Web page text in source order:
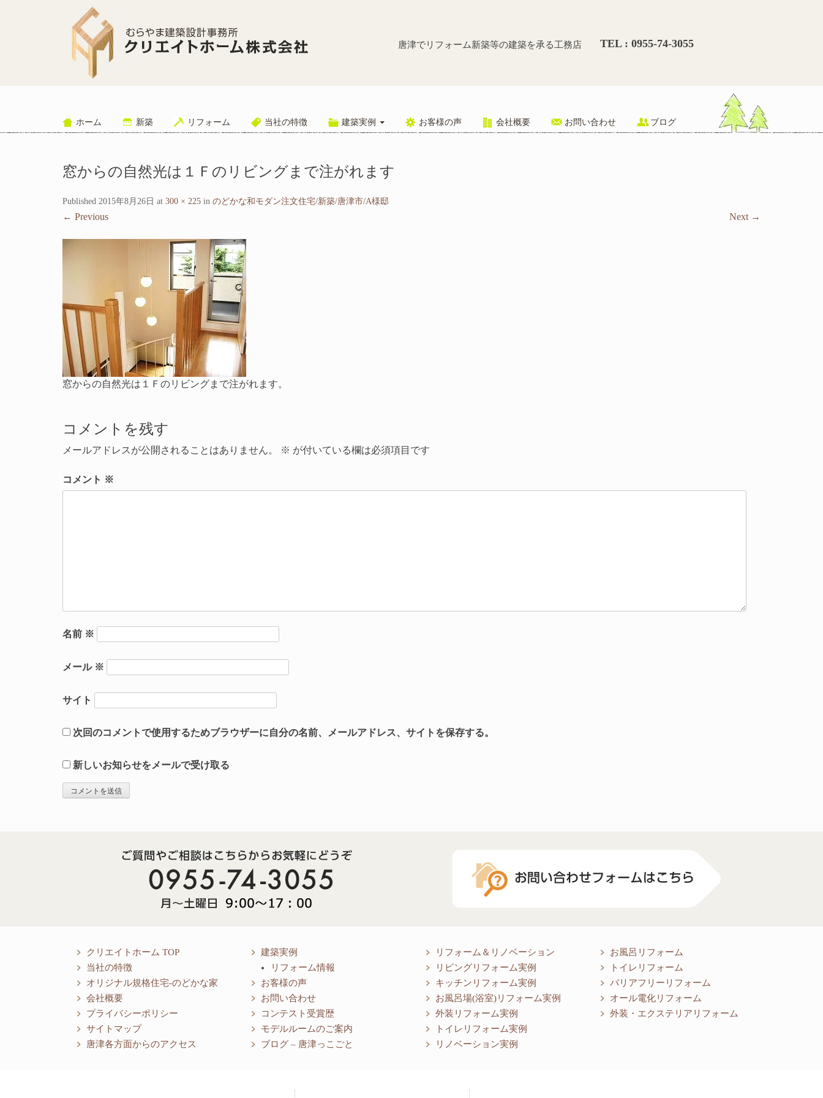
唐津でリフォーム新築等の建築を承る工務店 TEL : 0955-74-3055
ホーム 新築 リフォーム 当社の特徴 建築実例 お客様の声 会社概要 お問い合わせ ブログ
窓からの自然光は１Ｆのリビングまで注がれます
Published 2015年8月26日 at 300 × 225 in のどかな和モダン注文住宅/新築/唐津市/A様邸
← Previous Next →
窓からの自然光は１Ｆのリビングまで注がれます。
コメントを残す
メールアドレスが公開されることはありません。 ※ が付いている欄は必須項目です
コメント ※
名前 ※
メール ※
サイト
次回のコメントで使用するためブラウザーに自分の名前、メールアドレス、サイトを保存する。
新しいお知らせをメールで受け取る
クリエイトホーム TOP
当社の特徴
オリジナル規格住宅-のどかな家
会社概要
プライバシーポリシー
サイトマップ
唐津各方面からのアクセス
建築実例
リフォーム情報
お客様の声
お問い合わせ
コンテスト受賞歴
モデルルームのご案内
ブログ – 唐津っこごと
リフォーム＆リノベーション
リビングリフォーム実例
キッチンリフォーム実例
お風呂場(浴室)リフォーム実例
外装リフォーム実例
トイレリフォーム実例
リノベーション実例
お風呂リフォーム
トイレリフォーム
バリアフリーリフォーム
オール電化リフォーム
外装・エクステリアリフォーム